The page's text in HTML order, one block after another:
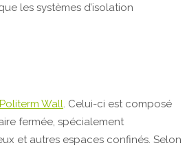
les systèmes d’isolation
Politerm Wall. Celui-ci est composé
fermée, spécialement
et autres espaces confinés. Selon